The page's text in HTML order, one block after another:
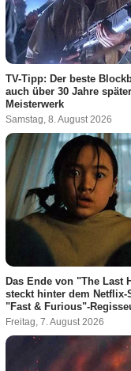
TV-Tipp: Der beste
auch über 30 Jahre
Meisterwerk
Samstag, 8. August 2026
Das Ende von "The Last
steckt hinter dem
"Fast & Furious"-
Freitag, 7. August 2026